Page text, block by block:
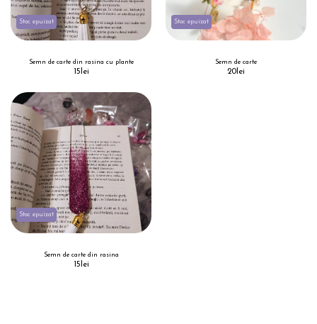
Stoc epuizat
Semn de carte din rasina cu plante
15 lei
Stoc epuizat
Semn de carte
20 lei
Stoc epuizat
Semn de carte din rasina
15 lei